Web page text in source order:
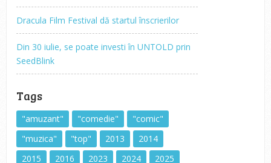
Dracula Film Festival dă startul înscrierilor
Din 30 iulie, se poate investi în UNTOLD prin
SeedBlink
Tags
"amuzant" "comedie"
"comic"
"muzica"
"top" 2013
2014
2015
2016 2023 2024
2025